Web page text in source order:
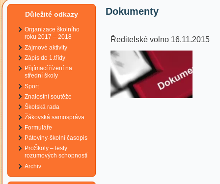
Důležité odkazy
Organizace školního
roku 2017 – 2018
Zájmové aktivity
Zápis do 1.třídy
Přijímací řízení na
střední školy
Sport
Znalostní soutěže
Školská rada
Žákovská samospráva
Formuláře
Pátoviny-školní časopis
ProŠkoly – testy
rozumových schopností
Archiv
Dokumenty
Ředitelské volno 16.11.2015